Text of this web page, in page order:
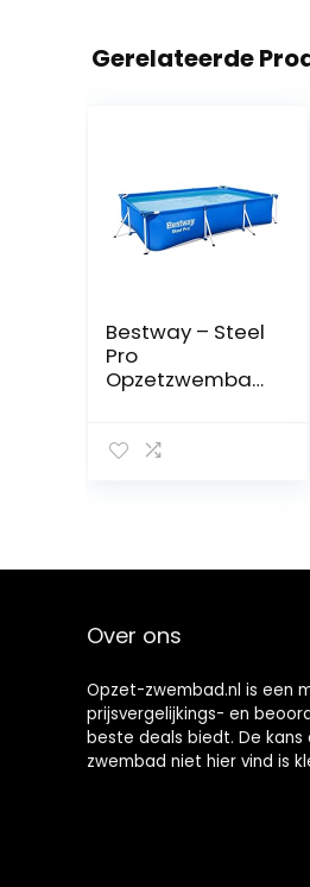
Gerelateerde
Bestway – Steel
Pro
Opzetzwembad
Staal –
Over ons
Opzet-zwembad.nl is een
prijsvergelijkings- en
beste deals biedt. De
zwembad niet hier vind is